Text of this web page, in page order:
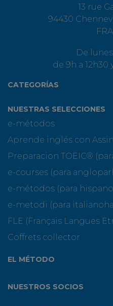
13 rue
94430
De
de 9h a 12h30
CATEGORÍAS
NUESTRAS SELECCIONES
e-métodos
Aprende inglés con
Preparacion TOEIC®
e-courses (para
e-métodos (para
e-metodi (para
FLE (Français Langues
Coffrets collector
EL MÉTODO
NUESTROS SOCIOS